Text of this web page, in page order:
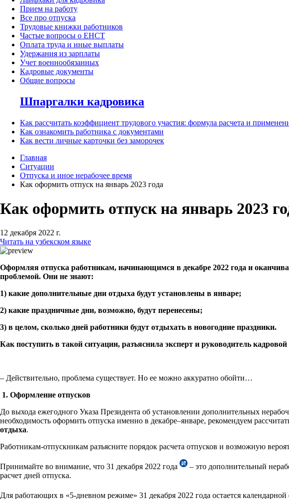
Прием на работу
Все про отпуска
Трудовые книжки работников
Частые вопросы о ЕНСТ
Оплата труда и иные выплаты
Удержания из зарплаты
Учет военнообязанных
Кадровые документы
Общие вопросы
Шпаргалки кадровика
Как рассчитать коэффициент трудового участия: формула расчета и
Как ознакомить работника с документами
Как вести личные карточки без заморочек
Главная
Ситуации
Отпуска и иное нерабочее время
Как оформить отпуск на январь 2023 года
Как оформить отпуск на январь 2023
12 декабря 2022 г.
Читать на узбекском языке
Оформляя отпуска работникам, начинающимся в декабре 2022 года и
проблемой. Они не знают:
1) какие дополнительные дни отдыха будут установлены в январе;
2) какие праздничные дни, возможно, будут перенесены;
3) в целом, сколько дней работники будут отдыхать в новогодние праздники.
Как поступить в такой ситуации, разъяснила эксперт и руководитель
– Действительно, проблема существует. Но ее можно аккуратно обойти…
1. Оформление отпусков
До выхода ежегодного Указа Президента об установлении дополнительных
необходимость оформить отпуска именно в декабре–январе, рекомендуем
отдыха.
Работникам-отпускникам разъясните порядок расчета отпусков и возможную
Принимайте во внимание, что 31 декабря 2022 года
– это дополнительный
расчет дней отпуска.
Для работающих в «5-дневном режиме» 31 декабря 2022 года остается